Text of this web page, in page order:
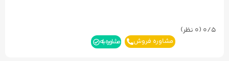
0/5 (۰ نظر)
مشاوره فروش مشاوره بله